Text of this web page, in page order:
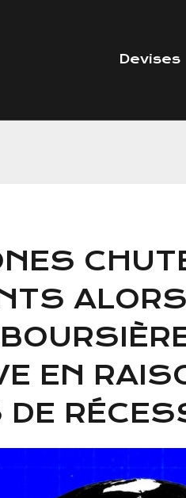
Devises
EN
DE